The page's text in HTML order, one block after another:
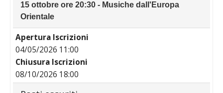
15 ottobre ore 20:30 - Musiche dall'Europa
Orientale
Apertura Iscrizioni
04/05/2026 11:00
Chiusura Iscrizioni
08/10/2026 18:00